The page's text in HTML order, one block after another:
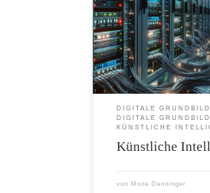
wirklich? Wie könnte man
Erklärvideo an: Notiere
b) … Unterschiede
System. c) … Schritte, wie
einen Audiobeitrag! a)
Mindmap zusammen.
DIGITALE
DIGITALE
KÜNSTLICHE
Künstliche
von Mone Denninger